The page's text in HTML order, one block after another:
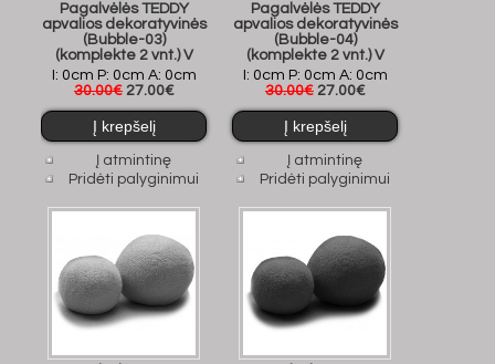
Pagalvėlės TEDDY
apvalios dekoratyvinės
(Bubble-03)
(komplekte 2 vnt.) V
I: 0cm P: 0cm A: 0cm
30.00€ 27.00€
Į atmintinę
Pridėti palyginimui
Pagalvėlės TEDDY
apvalios dekoratyvinės
(Bubble-04)
(komplekte 2 vnt.) V
I: 0cm P: 0cm A: 0cm
30.00€ 27.00€
Į atmintinę
Pridėti palyginimui